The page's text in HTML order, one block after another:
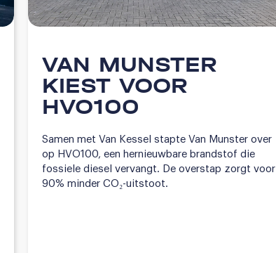
VAN MUNSTER
KIEST VOOR
HVO100
Samen met Van Kessel stapte Van Munster over
op HVO100, een hernieuwbare brandstof die
fossiele diesel vervangt. De overstap zorgt voor
90% minder CO₂-uitstoot.